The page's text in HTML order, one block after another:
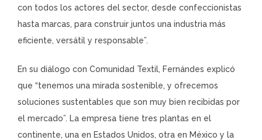
con todos los actores del sector, desde confeccionistas
hasta marcas, para construir juntos una industria más
eficiente, versátil y responsable”.
En su diálogo con Comunidad Textil, Fernándes explicó
que “tenemos una mirada sostenible, y ofrecemos
soluciones sustentables que son muy bien recibidas por
el mercado”. La empresa tiene tres plantas en el
continente, una en Estados Unidos, otra en México y la